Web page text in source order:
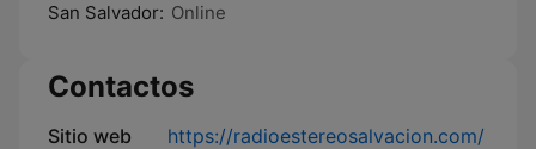
San Salvador: Online
Contactos
Sitio web https://radioestereosalvacion.com/